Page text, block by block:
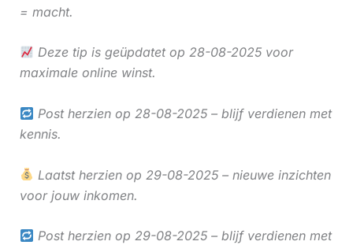
= macht.
Deze tip is geüpdatet op 28-08-2025 voor
maximale online winst.
Post herzien op 28-08-2025 – blijf verdienen met
kennis.
Laatst herzien op 29-08-2025 – nieuwe inzichten
voor jouw inkomen.
Post herzien op 29-08-2025 – blijf verdienen met